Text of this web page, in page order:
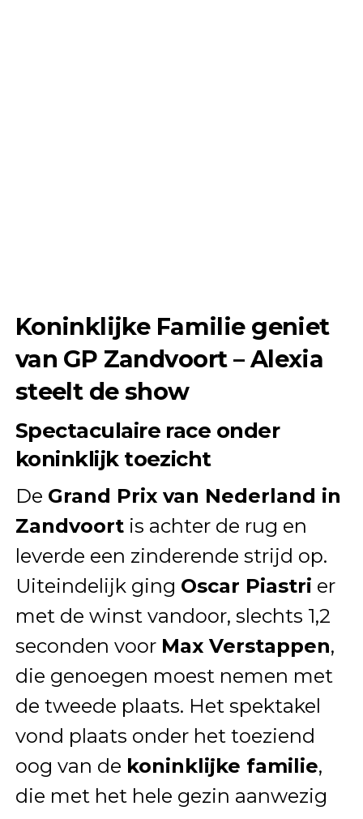
Koninklijke Familie geniet
van GP Zandvoort – Alexia
steelt de show
Spectaculaire race onder
koninklijk toezicht
De Grand Prix van Nederland in
Zandvoortis achter de rug en
leverde een zinderende strijd op.
Uiteindelijk ging Oscar Piastri er
met de winst vandoor, slechts 1,2
seconden voor Max Verstappen,
die genoegen moest nemen met
de tweede plaats. Het spektakel
vond plaats onder het toeziend
oog van de koninklijke familie,
die met het hele gezin aanwezig